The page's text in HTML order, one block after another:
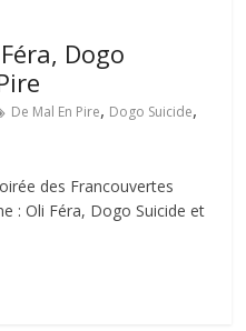
Dogo
De Mal En Pire, Dogo Suicide,
des Francouvertes
: Oli Féra, Dogo Suicide et